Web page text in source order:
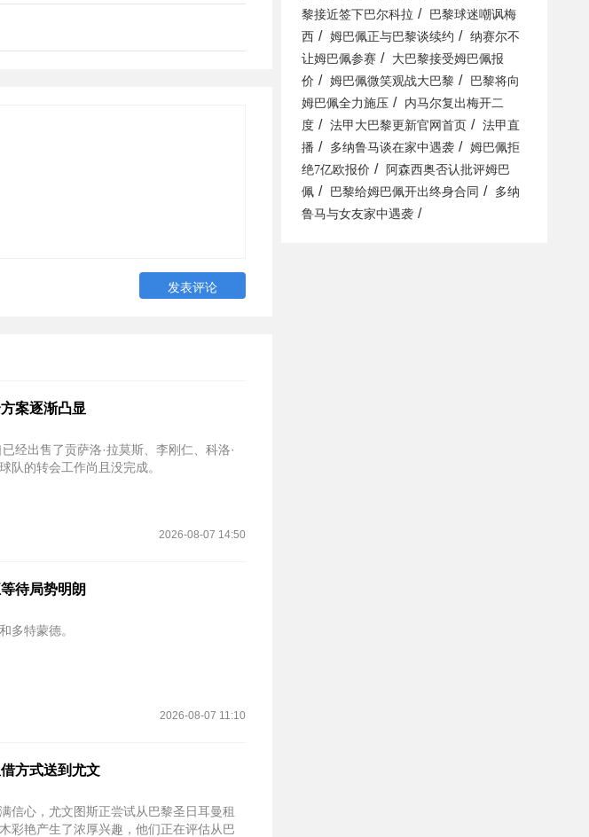
案逐渐凸显
经出售了贡萨洛·拉莫斯、李刚仁、科洛·
队的转会工作尚且没完成。
2026-08-07 14:50
待局势明朗
多特蒙德。
2026-08-07 11:10
方式送到尤文
信心，尤文图斯正尝试从巴黎圣日耳曼租
彩艳产生了浓厚兴趣，他们正在评估从巴
黎接近签下巴尔科拉 /
巴黎球迷嘲讽梅
西 / 姆巴佩正与巴黎谈续约 /
纳赛尔不
让姆巴佩参赛 /
大巴黎接受姆巴佩报
价 / 姆巴佩微笑观战大巴黎 /
巴黎将向
姆巴佩全力施压 /
内马尔复出梅开二
度 / 法甲大巴黎更新官网首页 /
法甲直
播 / 多纳鲁马谈在家中遇袭 /
姆巴佩拒
绝7亿欧报价 /
阿森西奥否认批评姆巴
佩 / 巴黎给姆巴佩开出终身合同 /
多纳
鲁马与女友家中遇袭 /